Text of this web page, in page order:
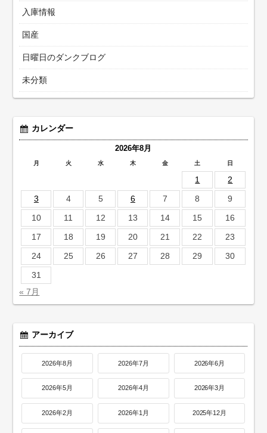
入庫情報
国産
日曜日のダンクブログ
未分類
カレンダー
2026年8月
月 火 水 木 金 土 日
1
2
3
4 5 6 7 8
9
10
11 12 13 14 15
16
17
18 19 20 21 22
23
24
25 26 27 28 29
30
31
« 7月
アーカイブ
2026年8月 2026年7月 2026年6月
2026年5月 2026年4月 2026年3月
2026年2月 2026年1月 2025年12月